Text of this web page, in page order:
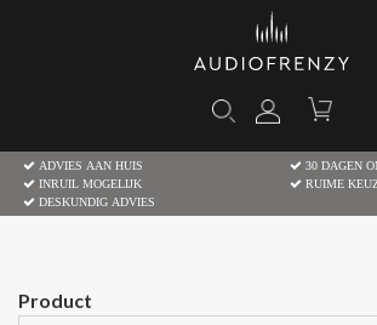
ADVIES AAN HUIS
30 DAGEN
INRUIL MOGELIJK
RUIME
DESKUNDIG ADVIES
Product